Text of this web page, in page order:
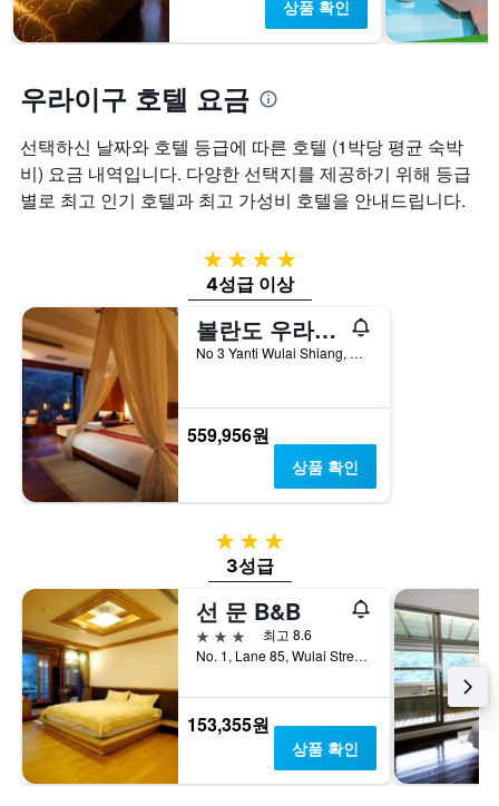
균
요
금
표
시
하
는
1
개
있
습
니
다.
차
트
투
일
며
칠
전
시
하
는
1
개
의
X
축
이
있
에
는
객
실
평
균
상품 확인
우라이구 호텔 요금
선택하신 날짜와 호텔 등급에 따른 호텔 (1박당 평균 숙박
비) 요금 내역입니다. ​다양한 선택지를 제공하기 위해 등급
별로 최고 인기 호텔과 최고 가성비 호텔​을 안내드립니다.
4성급
4성급 이상
볼란도 우라이 스프링 스파 & 리조트
No 3 Yanti Wulai Shiang, 우라이구, 대만
559,956원
상품 확인
3성급
3성급
선 문 B&B
3성급
최고 8.6
No. 1, Lane 85, Wulai Street, 우라이구, 대만
153,355원
상품 확인